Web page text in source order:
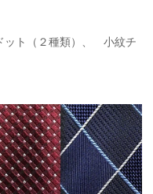
ット（２種類）、 小紋チ